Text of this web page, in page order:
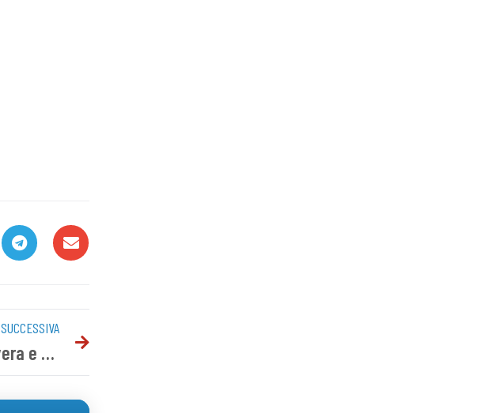
SUCCESSIVA
Weekend di playoff per primavera e under 16